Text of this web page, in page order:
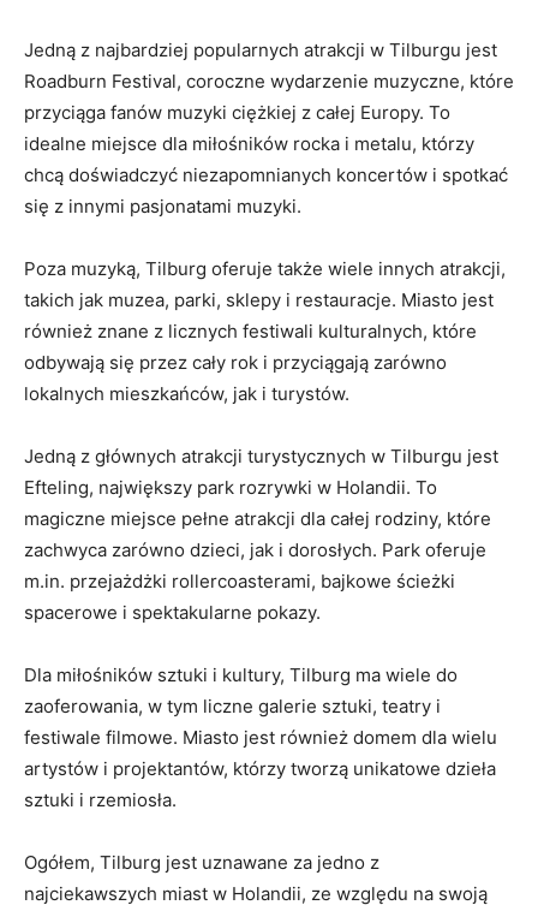
Jedną z najbardziej popularnych⁢ atrakcji w Tilburgu jest
Roadburn Festival, coroczne wydarzenie muzyczne, które
⁢przyciąga fanów muzyki ciężkiej z całej Europy. To⁤
idealne miejsce dla miłośników rocka i​ metalu, którzy
chcą‌ doświadczyć niezapomnianych⁤ koncertów i spotkać
się z innymi pasjonatami muzyki.
Poza muzyką, Tilburg oferuje także wiele​ innych atrakcji,​
takich​ jak⁣ muzea, parki, sklepy i restauracje. Miasto jest
również znane z licznych festiwali kulturalnych, które
odbywają się przez ⁣cały ‌rok i⁢ przyciągają zarówno
⁣lokalnych mieszkańców, jak i turystów.
Jedną z głównych atrakcji ‌turystycznych w ‍Tilburgu jest
Efteling, największy ⁣park⁢ rozrywki w Holandii. To⁢
magiczne miejsce pełne atrakcji dla‌ całej rodziny,‌ które
zachwyca zarówno dzieci, jak i dorosłych. Park oferuje
m.in. przejażdżki rollercoasterami, bajkowe ścieżki
spacerowe i⁤ spektakularne pokazy.
Dla miłośników​ sztuki ⁤i kultury, Tilburg ma⁢ wiele do
zaoferowania, w tym liczne galerie sztuki, teatry i
festiwale filmowe. Miasto jest również domem dla​ wielu
artystów i projektantów, którzy tworzą unikatowe dzieła
sztuki i rzemiosła.
Ogółem, Tilburg jest uznawane za jedno z‌
najciekawszych miast w Holandii, ze względu na swoją⁣